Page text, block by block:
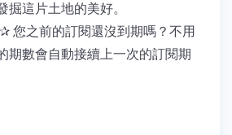
掘這片土地的美好。
之前的訂閱還沒到期嗎？不用
期數會自動接續上一次的訂閱期